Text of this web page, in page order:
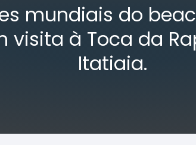
mundiais do
visita à Toca da
Itatiaia.